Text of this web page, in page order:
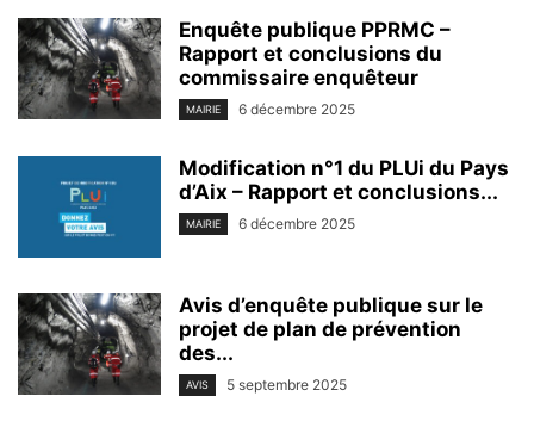
Enquête publique PPRMC –
Rapport et conclusions du
commissaire enquêteur
MAIRIE 6 décembre 2025
Modification n°1 du PLUi du Pays
d’Aix – Rapport et conclusions...
MAIRIE 6 décembre 2025
Avis d’enquête publique sur le
projet de plan de prévention
des...
AVIS 5 septembre 2025